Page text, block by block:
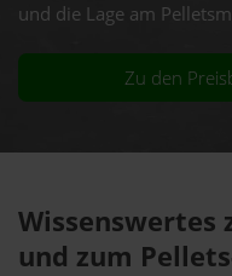
und die Lage am
Zu den
Wissenswertes
und zum